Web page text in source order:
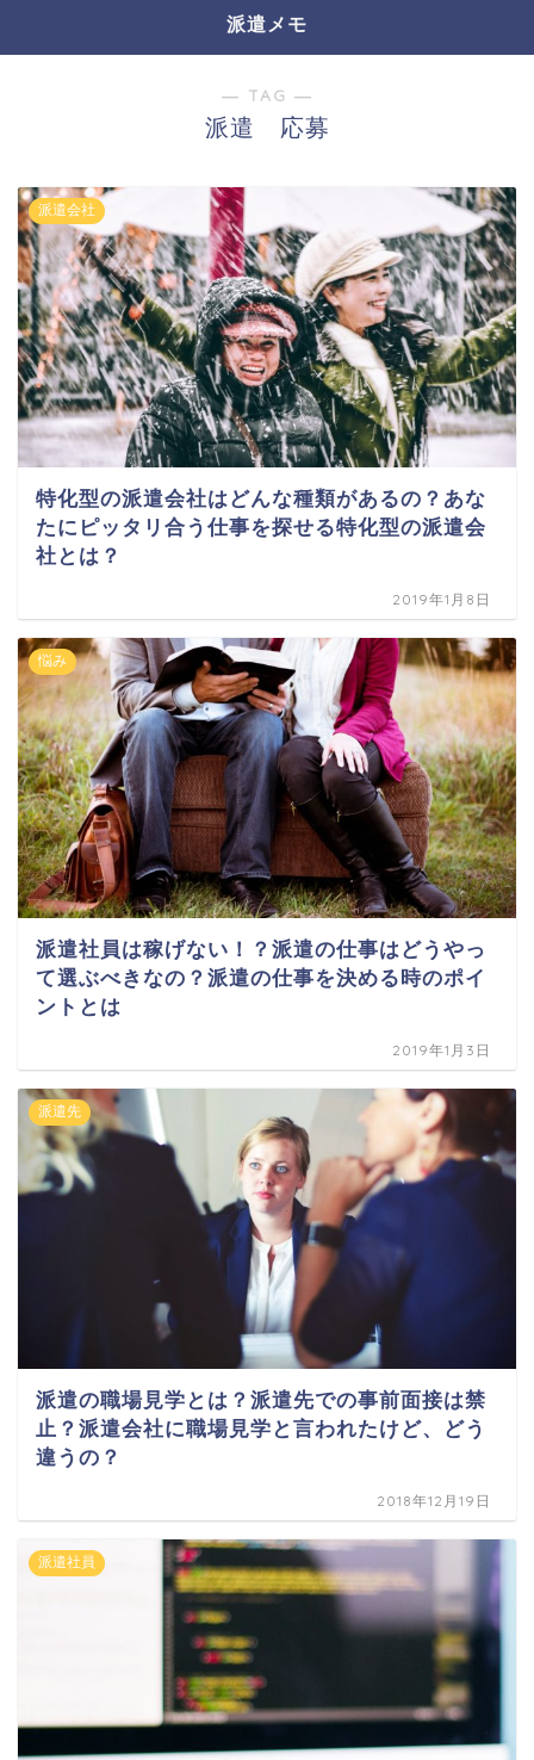
派遣メモ
― TAG ―
派遣 応募
派遣会社
特化型の派遣会社はどんな種類があるの？あな
たにピッタリ合う仕事を探せる特化型の派遣会
社とは？
2019年1月8日
悩み
派遣社員は稼げない！？派遣の仕事はどうやっ
て選ぶべきなの？派遣の仕事を決める時のポイ
ントとは
2019年1月3日
派遣先
派遣の職場見学とは？派遣先での事前面接は禁
止？派遣会社に職場見学と言われたけど、どう
違うの？
2018年12月19日
派遣社員